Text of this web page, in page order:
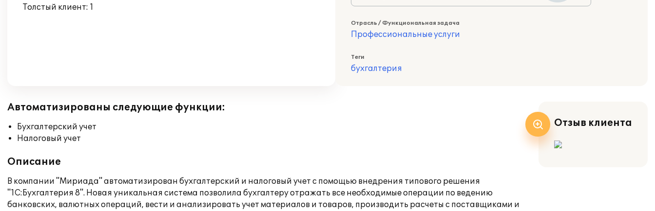
Толстый клиент: 1
Отрасль / Функциональная задача
Профессиональные услуги
Теги
бухгалтерия
Автоматизированы следующие функции:
Бухгалтерский учет
Налоговый учет
Описание
В компании "Мириада" автоматизирован бухгалтерский и налоговый учет с помощью внедрения типового решения
"1С:Бухгалтерия 8". Новая уникальная система позволила бухгалтеру отражать все необходимые операции по ведению
банковских, валютных операций, вести и анализировать учет материалов и товаров, производить расчеты с поставщиками и
Отзыв клиента